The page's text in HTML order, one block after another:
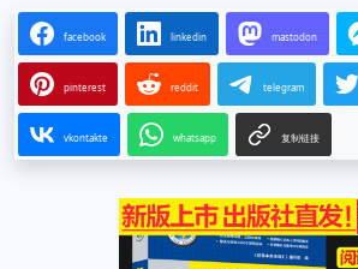
facebook linkedin mastodon
pinterest reddit telegram
vkontakte whatsapp 复制链接